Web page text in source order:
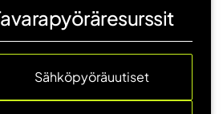
Sähköpyöräuutiset